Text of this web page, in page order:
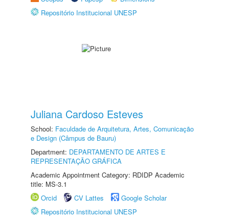
Repositório Institucional UNESP
Juliana Cardoso Esteves
School: Faculdade de Arquitetura, Artes, Comunicação
e Design (Câmpus de Bauru)
Department: DEPARTAMENTO DE ARTES E
REPRESENTAÇÃO GRÁFICA
Academic Appointment Category: RDIDP Academic
title: MS-3.1
Orcid
CV Lattes
Google Scholar
Repositório Institucional UNESP